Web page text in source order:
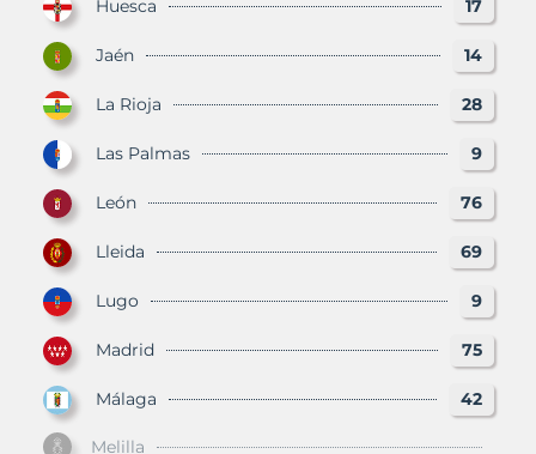
Huesca 17
Jaén 14
La Rioja 28
Las Palmas 9
León 76
Lleida 69
Lugo 9
Madrid 75
Málaga 42
Melilla